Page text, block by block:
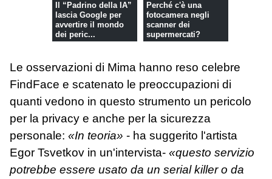
Il “Padrino della IA”
lascia Google per
avvertire il mondo
dei peric...
Perché c'è una
fotocamera negli
scanner dei
supermercati?
Le osservazioni di Mima hanno reso celebre
FindFace e scatenato le preoccupazioni di
quanti vedono in questo strumento un pericolo
per la privacy e anche per la sicurezza
personale: «In teoria» - ha suggerito l'artista
Egor Tsvetkov in un'intervista- «questo servizio
potrebbe essere usato da un serial killer o da